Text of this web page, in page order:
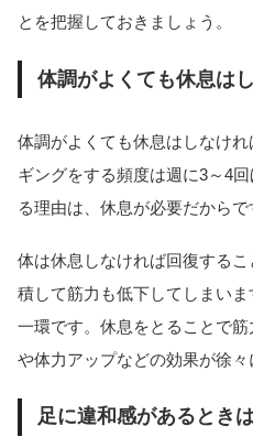
とを把握しておきましょう。
体調がよくても休息は
体調がよくても休息はしなけ
ギングをする頻度は週に3～4
る理由は、休息が必要だからで
体は休息しなければ回復する
積して筋力も低下してしまい
一環です。休息をとることで
や体力アップなどの効果が徐々
足に違和感があるとき